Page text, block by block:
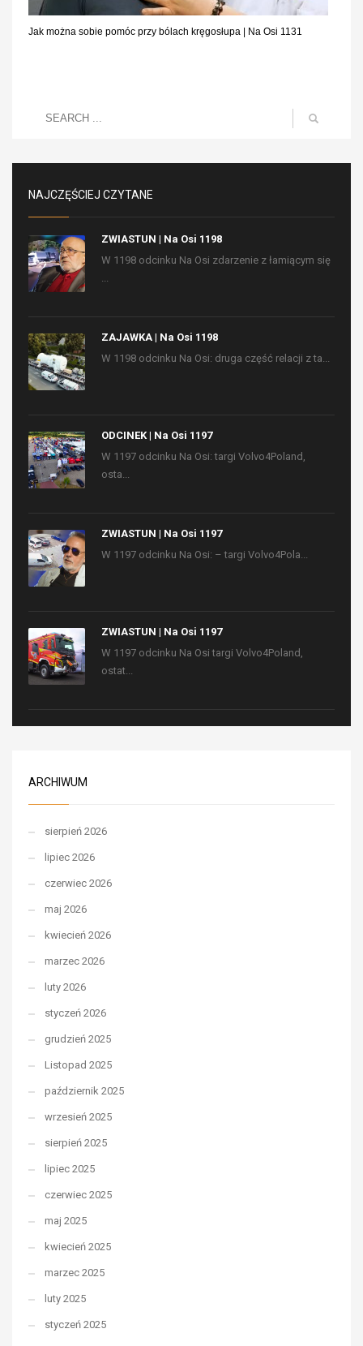
Jak można sobie pomóc przy bólach kręgosłupa | Na Osi 1131
NAJCZĘŚCIEJ CZYTANE
ZWIASTUN | Na Osi 1198
W 1198 odcinku Na Osi zdarzenie z łamiącym się
...
ZAJAWKA | Na Osi 1198
W 1198 odcinku Na Osi: druga część relacji z ta...
ODCINEK | Na Osi 1197
W 1197 odcinku Na Osi: targi Volvo4Poland,
osta...
ZWIASTUN | Na Osi 1197
W 1197 odcinku Na Osi: – targi Volvo4Pola...
ZWIASTUN | Na Osi 1197
W 1197 odcinku Na Osi targi Volvo4Poland,
ostat...
ARCHIWUM
sierpień 2026
lipiec 2026
czerwiec 2026
maj 2026
kwiecień 2026
marzec 2026
luty 2026
styczeń 2026
grudzień 2025
Listopad 2025
październik 2025
wrzesień 2025
sierpień 2025
lipiec 2025
czerwiec 2025
maj 2025
kwiecień 2025
marzec 2025
luty 2025
styczeń 2025